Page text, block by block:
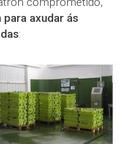
para axudar ás
: